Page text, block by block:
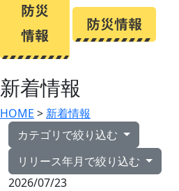
新着情報
HOME > 新着情報
カテゴリで絞り込む
リリース年月で絞り込む
2026/07/23